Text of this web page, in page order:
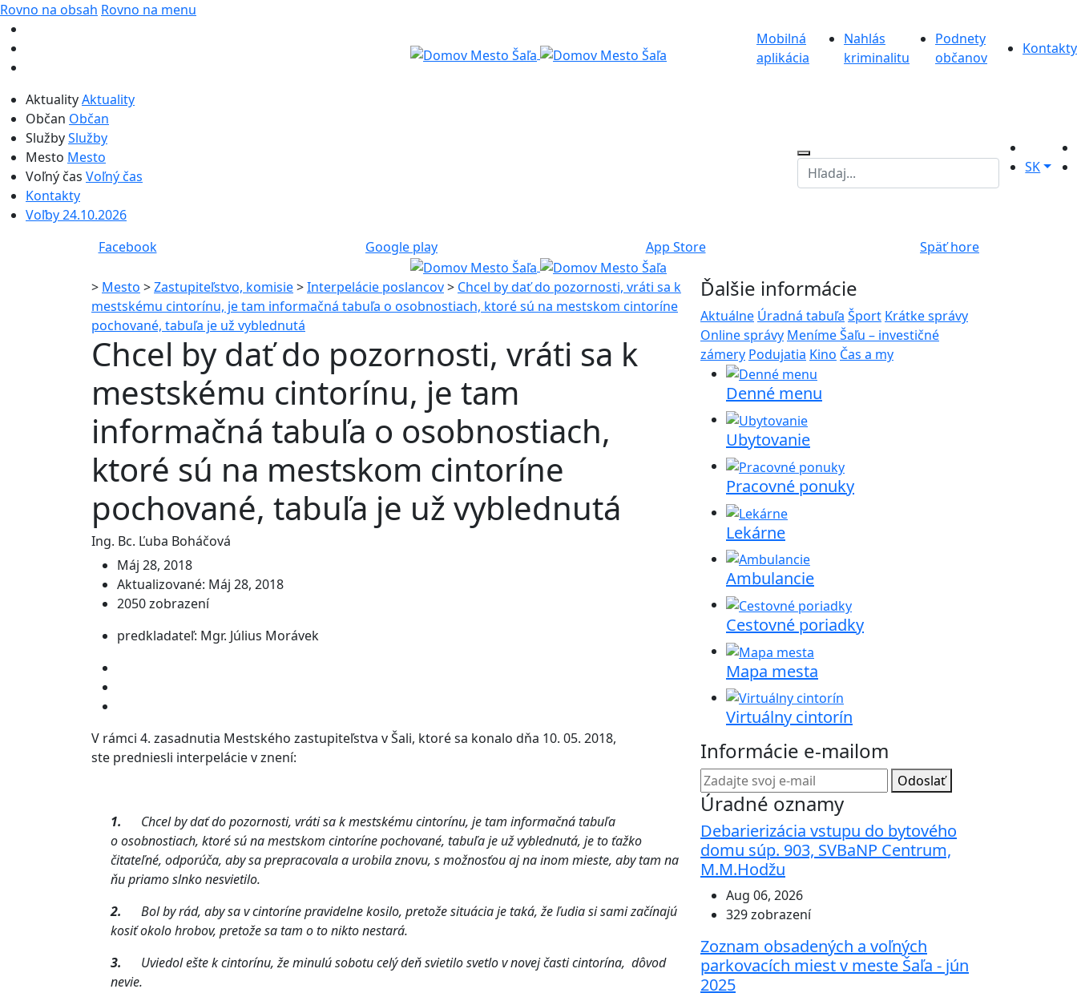
Rovno na obsah Rovno na menu
Mobilná
aplikácia
Nahlás
kriminalitu
Podnety
občanov
Kontakty
AktualityAktuality
Občan Občan
SlužbySlužby
Mesto Mesto
Voľný čas Voľný čas
Kontakty
Voľby 24.10.2026
SK
Facebook Google play App Store Späť hore
> Mesto >Zastupiteľstvo, komisie>Interpelácie poslancov> Chcel by dať do pozornosti, vráti sa k
mestskému cintorínu, je tam informačná tabuľa o osobnostiach, ktoré sú na mestskom cintoríne
pochované, tabuľa je už vyblednutá
Chcel by dať do pozornosti, vráti sa k
mestskému cintorínu, je tam
informačná tabuľa o osobnostiach,
ktoré sú na mestskom cintoríne
pochované, tabuľa je už vyblednutá
Ing. Bc. Ľuba Boháčová
Máj 28, 2018
Aktualizované: Máj 28, 2018
2050 zobrazení
predkladateľ: Mgr. Július Morávek
V rámci 4. zasadnutia Mestského zastupiteľstva v Šali, ktoré sa konalo dňa 10. 05. 2018,
ste predniesli interpelácie v znení:
1. Chcel by dať do pozornosti, vráti sa k mestskému cintorínu, je tam informačná tabuľa
o osobnostiach, ktoré sú na mestskom cintoríne pochované, tabuľa je už vyblednutá, je to ťažko
čitateľné, odporúča, aby sa prepracovala a urobila znovu, s možnosťou aj na inom mieste, aby tam na
ňu priamo slnko nesvietilo.
2. Bol by rád, aby sa v cintoríne pravidelne kosilo, pretože situácia je taká, že ľudia si sami začínajú
kosiť okolo hrobov, pretože sa tam o to nikto nestará.
3. Uviedol ešte k cintorínu, že minulú sobotu celý deň svietilo svetlo v novej časti cintorína, dôvod
nevie.
Ďalšie informácie
Aktuálne Úradná tabuľa Šport Krátke správy
Online správy Meníme Šaľu – investičné
zámery Podujatia Kino Čas a my
Denné menu
Ubytovanie
Pracovné ponuky
Lekárne
Ambulancie
Cestovné poriadky
Mapa mesta
Virtuálny cintorín
Informácie e-mailom
Odoslať
Úradné oznamy
Debarierizácia vstupu do bytového
domu súp. 903, SVBaNP Centrum,
M.M.Hodžu
Aug 06, 2026
329 zobrazení
Zoznam obsadených a voľných
parkovacích miest v meste Šaľa - jún
2025